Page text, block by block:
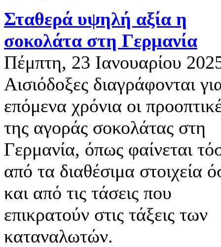
Σταθερά υψηλή αξία η
σοκολάτα στη Γερμανία
Πέμπτη, 23 Ιανουαρίου
Αισιόδοξες διαγράφονται
επόμενα χρόνια οι
της αγοράς σοκολάτας στη
Γερμανία, όπως φαίνεται
από τα διαθέσιμα στοιχεία
και από τις τάσεις που
επικρατούν στις τάξεις των
καταναλωτών.